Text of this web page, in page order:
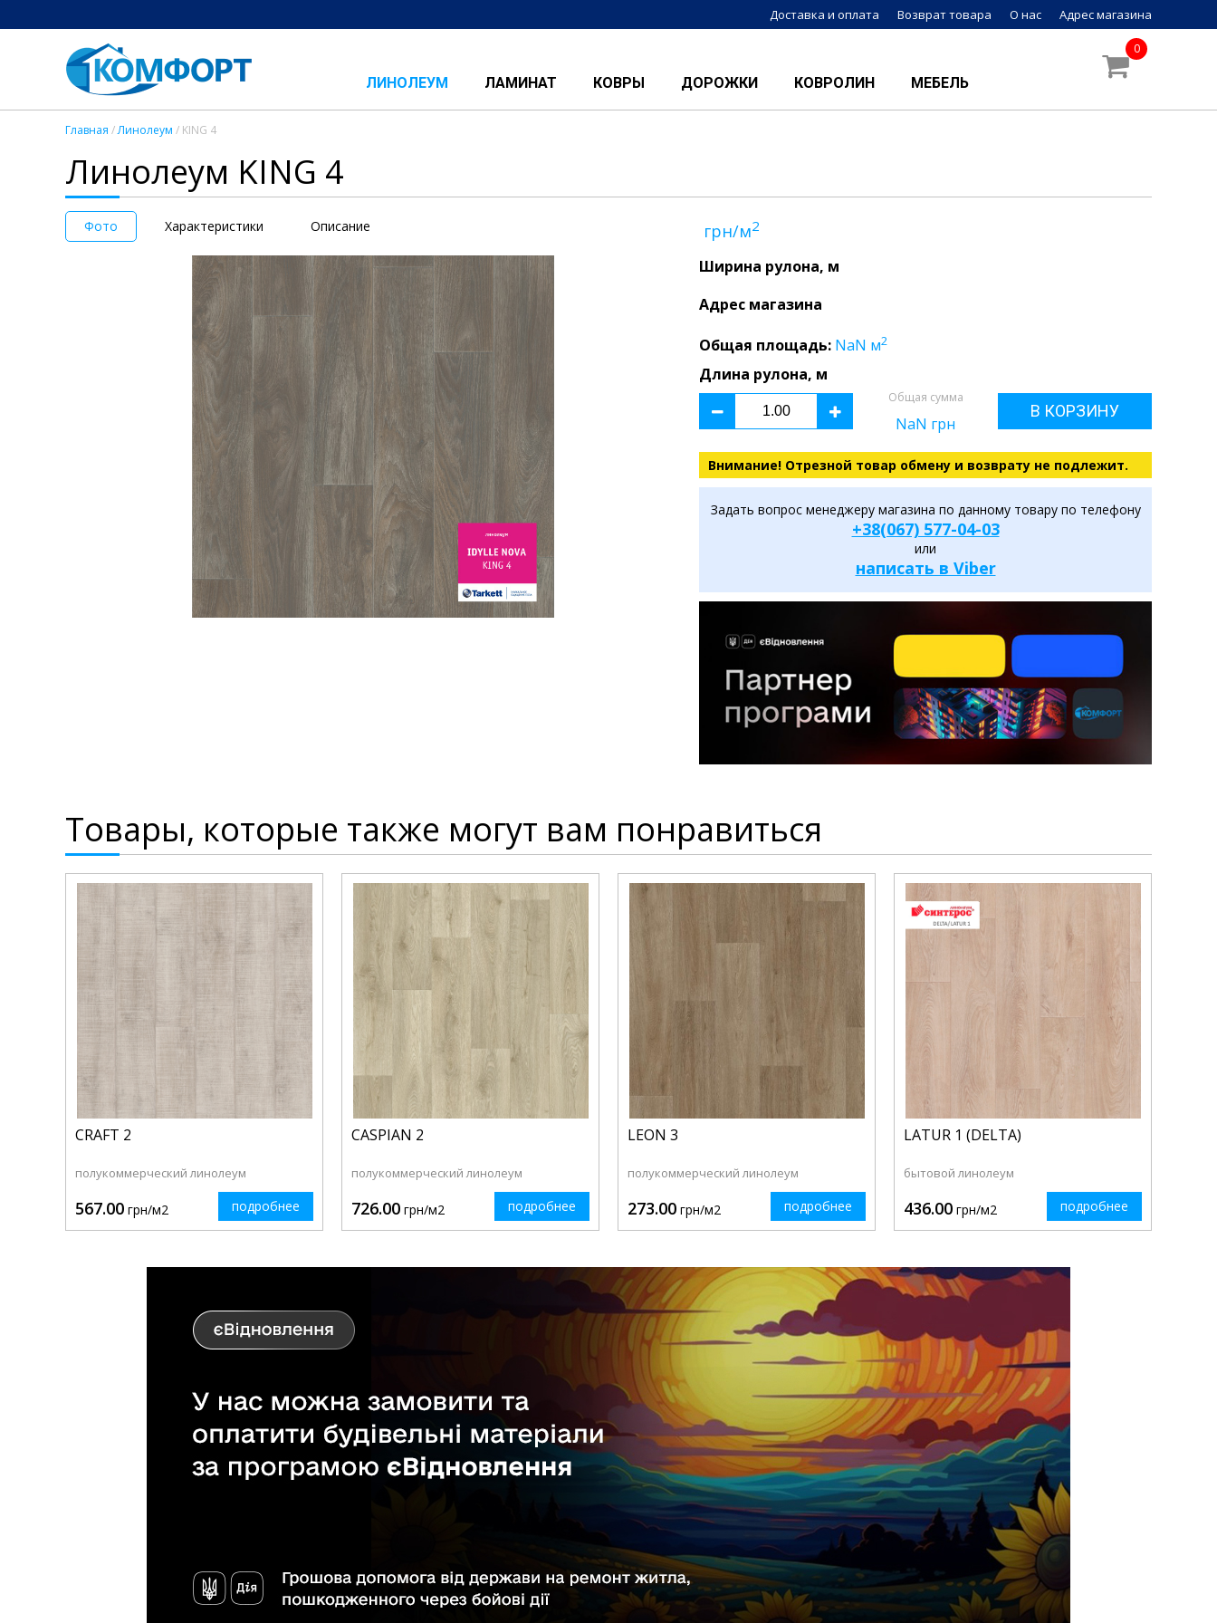
Доставка и оплата Возврат товара О нас Адрес магазина
ЛИНОЛЕУМ ЛАМИНАТ КОВРЫ ДОРОЖКИ КОВРОЛИН МЕБЕЛЬ
0
Главная /Линолеум / KING 4
Линолеум KING 4
Фото Характеристики Описание грн/м2
Ширина рулона, м
Адрес магазина
Общая площадь: NaN м2
Длина рулона, м
Общая сумма
NaN грн
В КОРЗИНУ
Внимание! Отрезной товар обмену и возврату не подлежит.
Задать вопрос менеджеру магазина по данному товару по телефону
+38(067) 577-04-03
или
написать в Viber
Товары, которые также могут вам понравиться
CRAFT 2
полукоммерческий линолеум
567.00 грн/м2 подробнее
CASPIAN 2
полукоммерческий линолеум
726.00 грн/м2 подробнее
LEON 3
полукоммерческий линолеум
273.00 грн/м2 подробнее
LATUR 1 (DELTA)
бытовой линолеум
436.00 грн/м2 подробнее